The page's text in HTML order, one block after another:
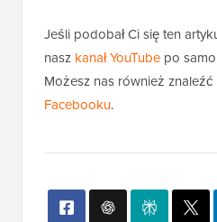
Jeśli podobał Ci się ten
nasz kanał YouTube po
Możesz nas również znaleźć
Facebooku.